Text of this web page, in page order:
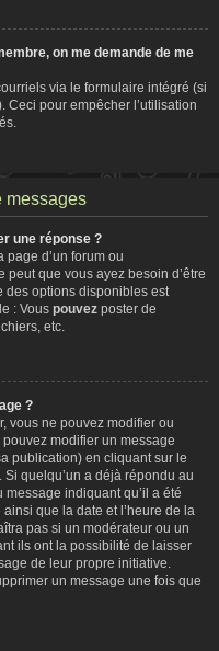
on me demande de me
via le formulaire intégré (si
Ceci pour empêcher l’utilisation
messages
une réponse ?
d’un forum ou
peut que vous ayez besoin d’être
des options disponibles est
: Vous pouvez poster de
etc.
?
vous ne pouvez modifier ou
modifier un message
publication) en cliquant sur le
quelqu’un a déjà répondu au
message indiquant qu’il a été
que la date et l’heure de la
pas si un modérateur ou un
ils ont la possibilité de laisser
de leur propre initiative.
un message une fois que